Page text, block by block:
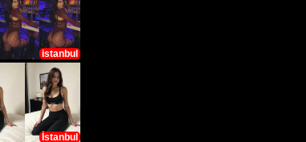
istanbul
İstanbul